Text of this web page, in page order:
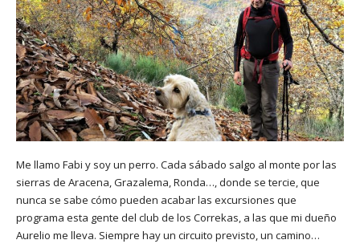
Me llamo Fabi y soy un perro. Cada sábado salgo al monte por las
sierras de Aracena, Grazalema, Ronda…, donde se tercie, que
nunca se sabe cómo pueden acabar las excursiones que
programa esta gente del club de los Correkas, a las que mi dueño
Aurelio me lleva. Siempre hay un circuito previsto, un camino…